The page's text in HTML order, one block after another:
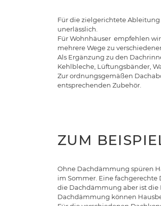
Für die zielgerichtete
unerlässlich.
Für Wohnhäuser empfehlen
mehrere Wege zu
Als Ergänzung zu den
Kehlbleche, Lüftungsbänder,
Zur ordnungsgemäßen
entsprechenden Zubehör.
ZUM
Ohne Dachdämmung spüren
im Sommer. Eine fachgerechte
die Dachdämmung aber ist die
Dachdämmung können